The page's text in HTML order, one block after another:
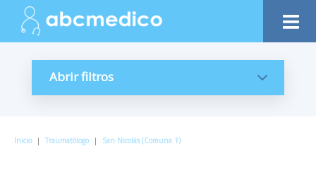
Abrir filtros
Inicio | Traumatólogo | San Nicolás (Comuna 1)